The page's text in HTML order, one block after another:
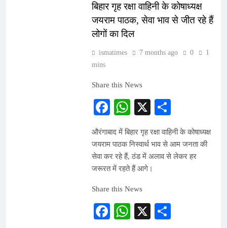
बिहार गृह रक्षा वाहिनी के कोषाध्यक्ष
जयराम पाठक, सेवा भाव से जीत रहे हैं
लोगों का दिल
ismatimes 7 months ago 0
1
mins
Share this News
Facebook
WhatsApp
X
औरंगाबाद में बिहार गृह रक्षा वाहिनी के कोषाध्यक्ष
जयराम पाठक निस्वार्थ भाव से आम जनता की
सेवा कर रहे हैं, ठंड में अलाव से लेकर हर
जरूरत में रहते हैं आगे।
Share this News
Facebook
WhatsApp
X